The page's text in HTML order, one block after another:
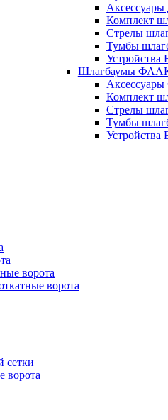
Комплект
Стрелы
Тумбы
Устройства
Шлагбаумы ФААК
Комплект
Стрелы
Тумбы
ворота
ворота
сетки
ворота